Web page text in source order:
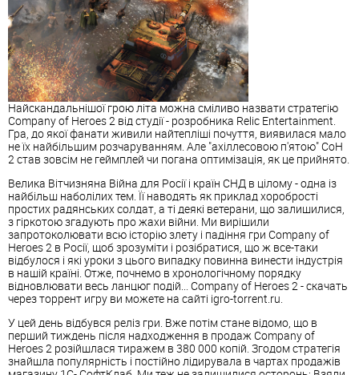
Найскандальнішої грою літа можна сміливо назвати стратегію
Company of Heroes 2 від студії - розробника Relic Entertainment.
Гра, до якої фанати живили найтепліші почуття, виявилася мало
не їх найбільшим розчаруванням. Але "ахіллесовою п'ятою" CoH
2 став зовсім не геймплей чи погана оптимізація, як це прийнято.
Велика Вітчизняна Війна для Росії і країн СНД в цілому - одна із
найбільш наболілих тем. Її наводять як приклад хоробрості
простих радянських солдат, а ті деякі ветерани, що залишилися,
з гіркотою згадують про жахи війни. Ми вирішили
запротоколювати всю історію злету і падіння гри Company of
Heroes 2 в Росії, щоб зрозуміти і розібратися, що ж все-таки
відбулося і які уроки з цього випадку повинна винести індустрія
в нашій країні. Отже, почнемо в хронологічному порядку
відновлювати весь ланцюг подій... Company of Heroes 2 - скачать
через торрент игру ви можете на сайті igro-torrent.ru.
У цей день відбувся реліз гри. Вже потім стане відомо, що в
перший тиждень після надходження в продаж Company of
Heroes 2 розійшлася тиражем в 380 000 копій. Згодом стратегія
знайшла популярність і постійно лідирувала в чартах продажів